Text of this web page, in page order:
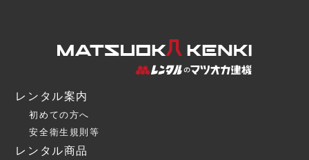
レンタル案内
初めての方へ
安全衛生規則等
レンタル商品